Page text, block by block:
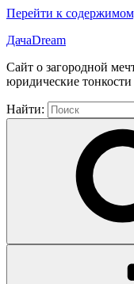
Перейти к
ДачаDream
Сайт о загородной
юридические
Найти: